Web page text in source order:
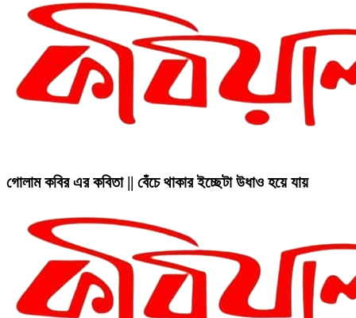
গোলাম কবির এর কবিতা || বেঁচে থাকার ইচ্ছেটা উধাও হয়ে যায়